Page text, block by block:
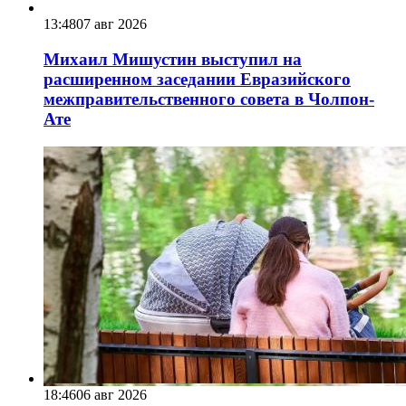
13:4807 авг 2026
Михаил Мишустин выступил на
расширенном заседании Евразийского
межправительственного совета в Чолпон-
Ате
18:4606 авг 2026